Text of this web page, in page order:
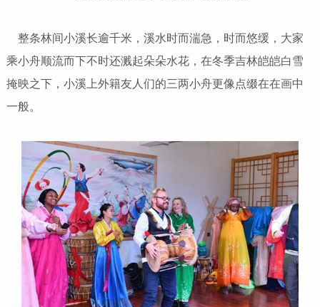
整条林间小溪长逾千米，溪水时而湍急，时而悠缓，大家
乘小舟顺流而下不时还溅起朵朵水花，在冬季吉林皑皑白雪
掩映之下，小溪上外籍友人们的三两小舟更像点缀在在画中
一般。